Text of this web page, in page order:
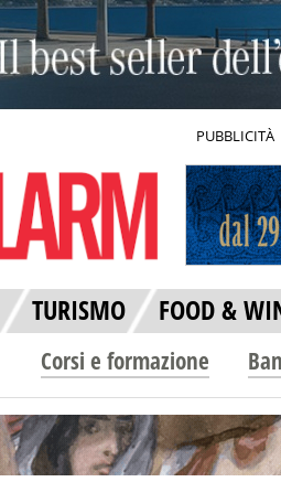
PUBBLICITÀ
TURISMO FOOD &
Corsi e formazione